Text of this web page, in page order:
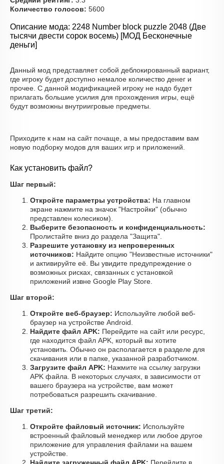
Количество голосов: 5600
Описание мода: 2248 Number block puzzle 2048 (Две
тысячи двести сорок восемь) [МОД Бесконечные
деньги]
Данный мод представляет собой деблокированный вариант,
где игроку будет доступно немалое количество денег и
прочее. С данной модификацией игроку не надо будет
прилагать большие усилия для прохождения игры, ещё
будут возможны внутриигровые предметы.
Приходите к нам на сайт почаще, а мы предоставим вам
новую подборку модов для ваших игр и приложений.
Как установить файл?
Шаг первый:
Откройте параметры устройства: На главном
экране нажмите на значок "Настройки" (обычно
представлен колесиком).
Выберите безопасность и конфиденциальность:
Пролистайте вниз до раздела "Защита".
Разрешите установку из непроверенных
источников: Найдите опцию "Неизвестные источники"
и активируйте её. Вы увидите предупреждение о
возможных рисках, связанных с установкой
приложений извне Google Play Store.
Шаг второй:
Откройте веб-браузер: Используйте любой веб-
браузер на устройстве Android.
Найдите файл APK: Перейдите на сайт или ресурс,
где находится файл APK, который вы хотите
установить. Обычно он располагается в разделе для
скачивания или в папке, указанной разработчиком.
Загрузите файл APK: Нажмите на ссылку загрузки
APK файла. В некоторых случаях, в зависимости от
вашего браузера на устройстве, вам может
потребоваться разрешить скачивание.
Шаг третий:
Откройте файловый источник: Используйте
встроенный файловый менеджер или любое другое
приложение для управления файлами на вашем
устройстве.